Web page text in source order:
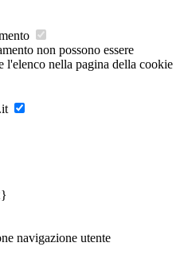
non possono essere
l'elenco nella pagina della cookie
navigazione utente